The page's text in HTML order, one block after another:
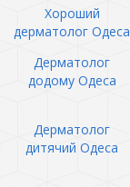
Хороший
дерматолог Одеса
Дерматолог
додому Одеса
Дерматолог
дитячий Одеса